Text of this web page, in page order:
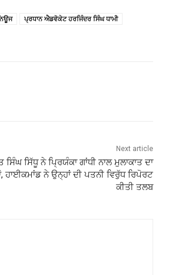
ਪ੍ਰਧਾਨ ਐਡਵੋਕੇਟ ਹਰਜਿੰਦਰ ਸਿੰਘ ਧਾਮੀ
Next article
ਸਿੰਘ ਸਿੱਧੂ ਨੇ ਪ੍ਰਿਯੰਕਾ ਗਾਂਧੀ ਨਾਲ ਮੁਲਾਕਾਤ ਦਾ
ਹਾਈਕਮਾਂਡ ਨੇ ਉਨ੍ਹਾਂ ਦੀ ਪਤਨੀ ਵਿਰੁੱਧ ਰਿਪੋਰਟ
ਕੀਤੀ ਤਲਬ